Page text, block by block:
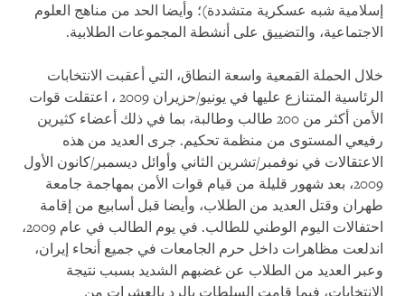
إسلامية شبه عسكرية متشددة)؛ وأيضا الحد من مناهج العلوم
الاجتماعية، والتضييق على أنشطة المجموعات الطلابية.
خلال الحملة القمعية واسعة النطاق، التي أعقبت الانتخابات
الرئاسية المتنازع عليها في يونيو/حزيران 2009 ، اعتقلت قوات
الأمن أكثر من 200 طالب وطالبة، بما في ذلك أعضاء كثيرين
رفيعي المستوى من منظمة تحكيم. جرى العديد من هذه
الاعتقالات في نوفمبر/تشرين الثاني وأوائل ديسمبر/كانون الأول
2009، بعد شهور قليلة من قيام قوات الأمن بمهاجمة جامعة
طهران وقتل العديد من الطلاب، وأيضا قبل أسابيع من إقامة
احتفالات اليوم الوطني للطالب. في يوم الطالب في عام 2009،
اندلعت مظاهرات داخل حرم الجامعات في جميع أنحاء إيران،
وعبر العديد من الطلاب عن غضبهم الشديد بسبب نتيجة